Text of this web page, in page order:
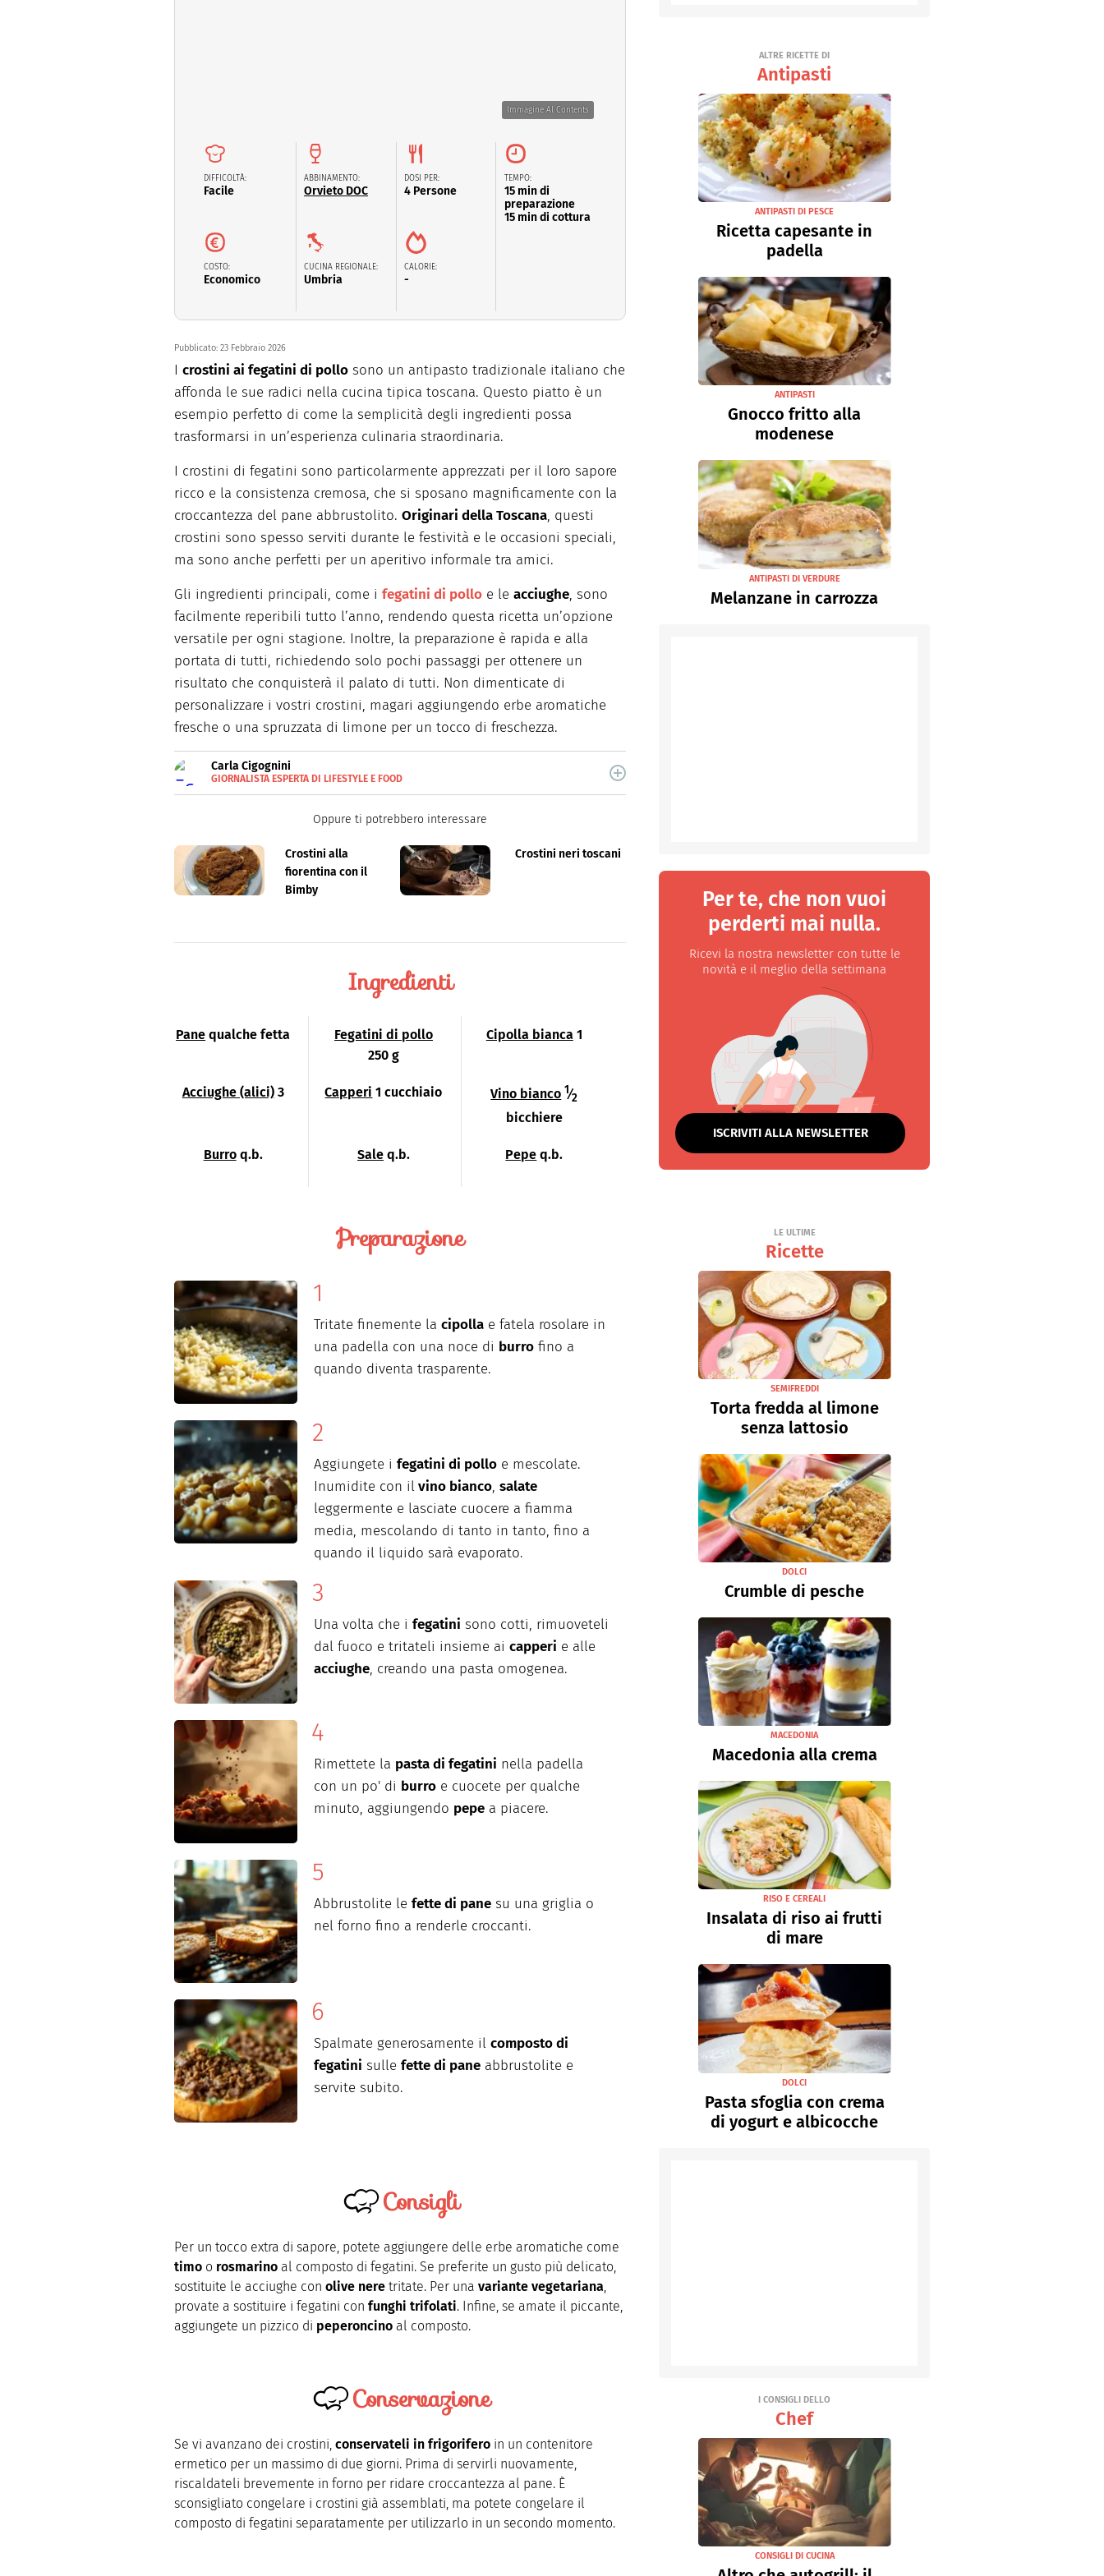
Immagine AI Contents
DIFFICOLTÀ:
Facile
ABBINAMENTO:
Orvieto DOC
COSTO:
Economico
CUCINA REGIONALE:
Umbria
DOSI PER:
4 Persone
CALORIE:
-
TEMPO:
15 min di
preparazione
15 min di cottura
Pubblicato: 23 Febbraio 2026
I crostini ai fegatini di pollo sono un antipasto tradizionale italiano che
affonda le sue radici nella cucina tipica toscana. Questo piatto è un
esempio perfetto di come la semplicità degli ingredienti possa
trasformarsi in un’esperienza culinaria straordinaria.
I crostini di fegatini sono particolarmente apprezzati per il loro sapore
ricco e la consistenza cremosa, che si sposano magnificamente con la
croccantezza del pane abbrustolito. Originari della Toscana, questi
crostini sono spesso serviti durante le festività e le occasioni speciali,
ma sono anche perfetti per un aperitivo informale tra amici.
Gli ingredienti principali, come i fegatini di pollo e le acciughe, sono
facilmente reperibili tutto l’anno, rendendo questa ricetta un’opzione
versatile per ogni stagione. Inoltre, la preparazione è rapida e alla
portata di tutti, richiedendo solo pochi passaggi per ottenere un
risultato che conquisterà il palato di tutti. Non dimenticate di
personalizzare i vostri crostini, magari aggiungendo erbe aromatiche
fresche o una spruzzata di limone per un tocco di freschezza.
Carla Cigognini
GIORNALISTA ESPERTA DI LIFESTYLE E FOOD
Giornalista pubblicista, scrive da anni di cucina e lifestyle.
Oppure ti potrebbero interessare
Crostini alla
fiorentina con il
Bimby
Crostini neri toscani
Ingredienti
Pane qualche fetta
Fegatini di pollo
250 g
Cipolla bianca 1
Acciughe (alici) 3 Capperi 1 cucchiaio Vino bianco 1⁄2
bicchiere
Burro q.b. Sale q.b. Pepe q.b.
Preparazione
Tritate finemente la cipolla e fatela rosolare in
una padella con una noce di burro fino a
quando diventa trasparente.
Aggiungete i fegatini di pollo e mescolate.
Inumidite con ilvino bianco, salate
leggermente e lasciate cuocere a fiamma
media, mescolando di tanto in tanto, fino a
quando il liquido sarà evaporato.
Una volta che i fegatini sono cotti, rimuoveteli
dal fuoco e tritateli insieme ai capperi e alle
acciughe, creando una pasta omogenea.
Rimettete la pasta di fegatini nella padella
con un po' di burro e cuocete per qualche
minuto, aggiungendo pepe a piacere.
Abbrustolite le fette di pane su una griglia o
nel forno fino a renderle croccanti.
Spalmate generosamente il composto di
fegatini sulle fette di pane abbrustolite e
servite subito.
Consigli
Per un tocco extra di sapore, potete aggiungere delle erbe aromatiche come
timo o rosmarino al composto di fegatini. Se preferite un gusto più delicato,
sostituite le acciughe con olive nere tritate. Per una variante vegetariana,
provate a sostituire i fegatini con funghi trifolati. Infine, se amate il piccante,
aggiungete un pizzico di peperoncino al composto.
Conservazione
Se vi avanzano dei crostini, conservateli in frigorifero in un contenitore
ermetico per un massimo di due giorni. Prima di servirli nuovamente,
riscaldateli brevemente in forno per ridare croccantezza al pane. È
sconsigliato congelare i crostini già assemblati, ma potete congelare il
composto di fegatini separatamente per utilizzarlo in un secondo momento.
ALTRE RICETTE DI
Antipasti
ANTIPASTI DI PESCE
Ricetta capesante in
padella
ANTIPASTI
Gnocco fritto alla
modenese
ANTIPASTI DI VERDURE
Melanzane in carrozza
Per te, che non vuoi
perderti mai nulla.
Ricevi la nostra newsletter con tutte le
novità e il meglio della settimana
ISCRIVITI ALLA NEWSLETTER
LE ULTIME
Ricette
SEMIFREDDI
Torta fredda al limone
senza lattosio
DOLCI
Crumble di pesche
MACEDONIA
Macedonia alla crema
RISO E CEREALI
Insalata di riso ai frutti
di mare
DOLCI
Pasta sfoglia con crema
di yogurt e albicocche
I CONSIGLI DELLO
Chef
CONSIGLI DI CUCINA